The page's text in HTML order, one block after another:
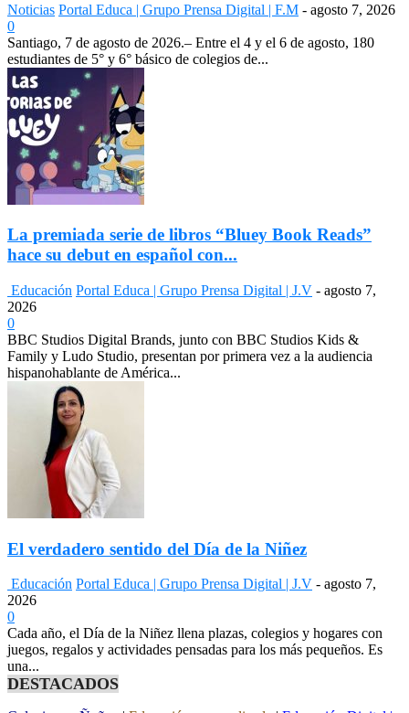
Noticias Portal Educa | Grupo Prensa Digital | F.M - agosto 7, 2026
0
Santiago, 7 de agosto de 2026.– Entre el 4 y el 6 de agosto, 180
estudiantes de 5° y 6° básico de colegios de...
La premiada serie de libros “Bluey Book Reads”
hace su debut en español con...
Educación Portal Educa | Grupo Prensa Digital | J.V - agosto 7,
2026
0
BBC Studios Digital Brands, junto con BBC Studios Kids &
Family y Ludo Studio, presentan por primera vez a la audiencia
hispanohablante de América...
El verdadero sentido del Día de la Niñez
Educación Portal Educa | Grupo Prensa Digital | J.V - agosto 7,
2026
0
Cada año, el Día de la Niñez llena plazas, colegios y hogares con
juegos, regalos y actividades pensadas para los más pequeños. Es
una...
DESTACADOS